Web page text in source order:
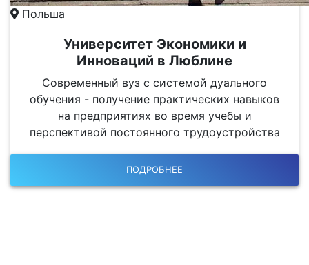
Польша
Университет Экономики и
Инноваций в Люблине
Современный вуз с системой дуального
обучения - получение практических навыков
на предприятиях во время учебы и
перспективой постоянного трудоустройства
ПОДРОБНЕЕ